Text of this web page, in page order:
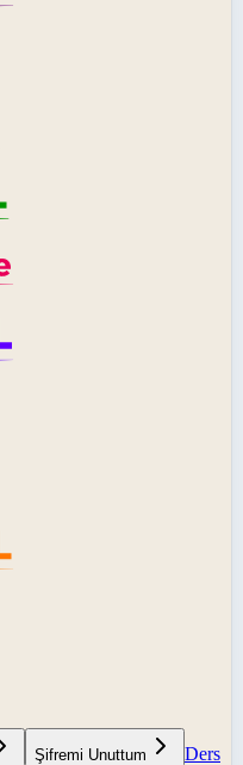
Şifremi Unuttum
Ders